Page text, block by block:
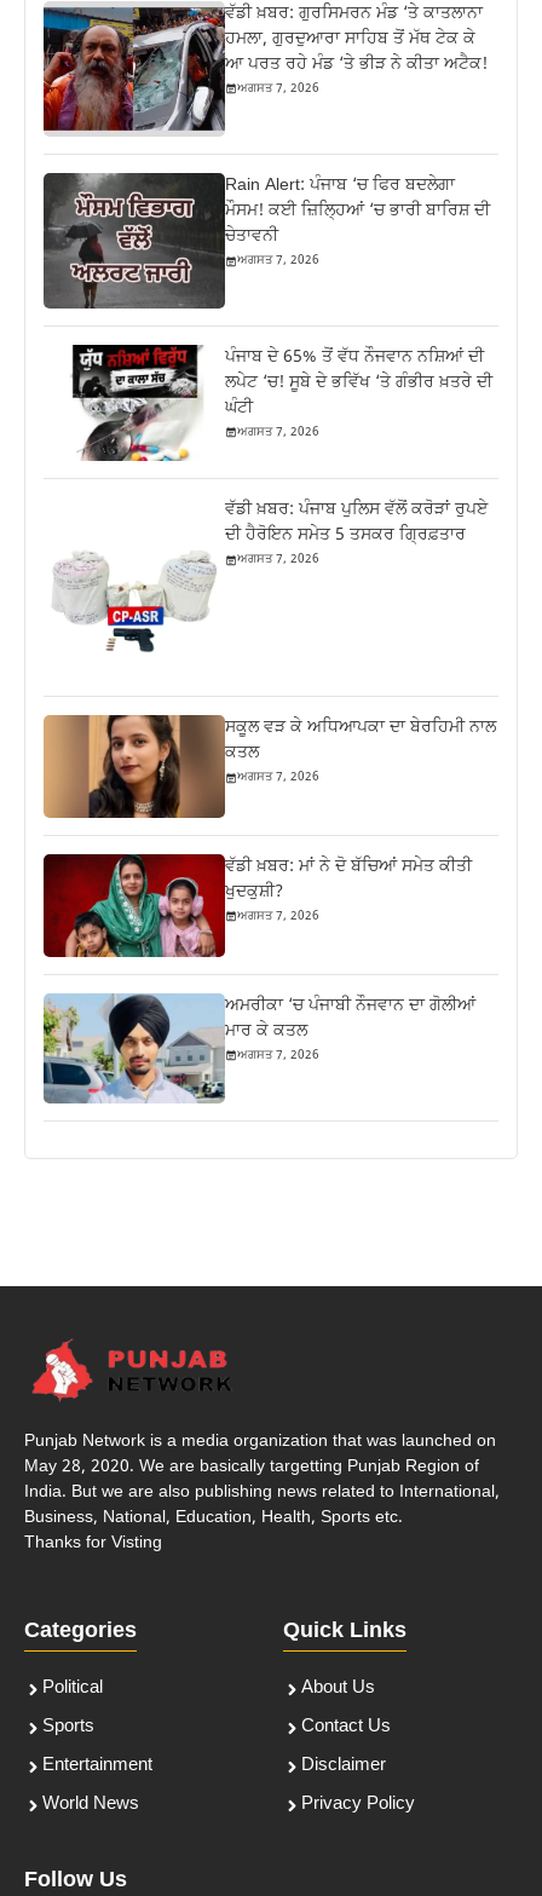
ਵੱਡੀ ਖ਼ਬਰ: ਗੁਰਸਿਮਰਨ ਮੰਡ ‘ਤੇ ਕਾਤਲਾਨਾ
ਹਮਲਾ, ਗੁਰਦੁਆਰਾ ਸਾਹਿਬ ਤੋਂ ਮੱਥ ਟੇਕ ਕੇ
ਆ ਪਰਤ ਰਹੇ ਮੰਡ ‘ਤੇ ਭੀੜ ਨੇ ਕੀਤਾ ਅਟੈਕ!
ਅਗਸਤ 7, 2026
Rain Alert: ਪੰਜਾਬ ‘ਚ ਫਿਰ ਬਦਲੇਗਾ
ਮੌਸਮ! ਕਈ ਜ਼ਿਲ੍ਹਿਆਂ ‘ਚ ਭਾਰੀ ਬਾਰਿਸ਼ ਦੀ
ਚੇਤਾਵਨੀ
ਅਗਸਤ 7, 2026
ਪੰਜਾਬ ਦੇ 65% ਤੋਂ ਵੱਧ ਨੌਜਵਾਨ ਨਸ਼ਿਆਂ ਦੀ
ਲਪੇਟ ‘ਚ! ਸੂਬੇ ਦੇ ਭਵਿੱਖ ‘ਤੇ ਗੰਭੀਰ ਖ਼ਤਰੇ ਦੀ
ਘੰਟੀ
ਅਗਸਤ 7, 2026
ਵੱਡੀ ਖ਼ਬਰ: ਪੰਜਾਬ ਪੁਲਿਸ ਵੱਲੋਂ ਕਰੋੜਾਂ ਰੁਪਏ
ਦੀ ਹੈਰੋਇਨ ਸਮੇਤ 5 ਤਸਕਰ ਗ੍ਰਿਫ਼ਤਾਰ
ਅਗਸਤ 7, 2026
ਸਕੂਲ ਵੜ ਕੇ ਅਧਿਆਪਕਾ ਦਾ ਬੇਰਹਿਮੀ ਨਾਲ
ਕਤਲ
ਅਗਸਤ 7, 2026
ਵੱਡੀ ਖ਼ਬਰ: ਮਾਂ ਨੇ ਦੋ ਬੱਚਿਆਂ ਸਮੇਤ ਕੀਤੀ
ਖੁਦਕੁਸ਼ੀ?
ਅਗਸਤ 7, 2026
ਅਮਰੀਕਾ ‘ਚ ਪੰਜਾਬੀ ਨੌਜਵਾਨ ਦਾ ਗੋਲੀਆਂ
ਮਾਰ ਕੇ ਕਤਲ
ਅਗਸਤ 7, 2026
Punjab Network is a media organization that was launched on
May 28, 2020. We are basically targetting Punjab Region of
India. But we are also publishing news related to International,
Business, National, Education, Health, Sports etc.
Thanks for Visting
Categories
Political
Sports
Entertainment
World News
Quick Links
About Us
Contact Us
Disclaimer
Privacy Policy
Follow Us